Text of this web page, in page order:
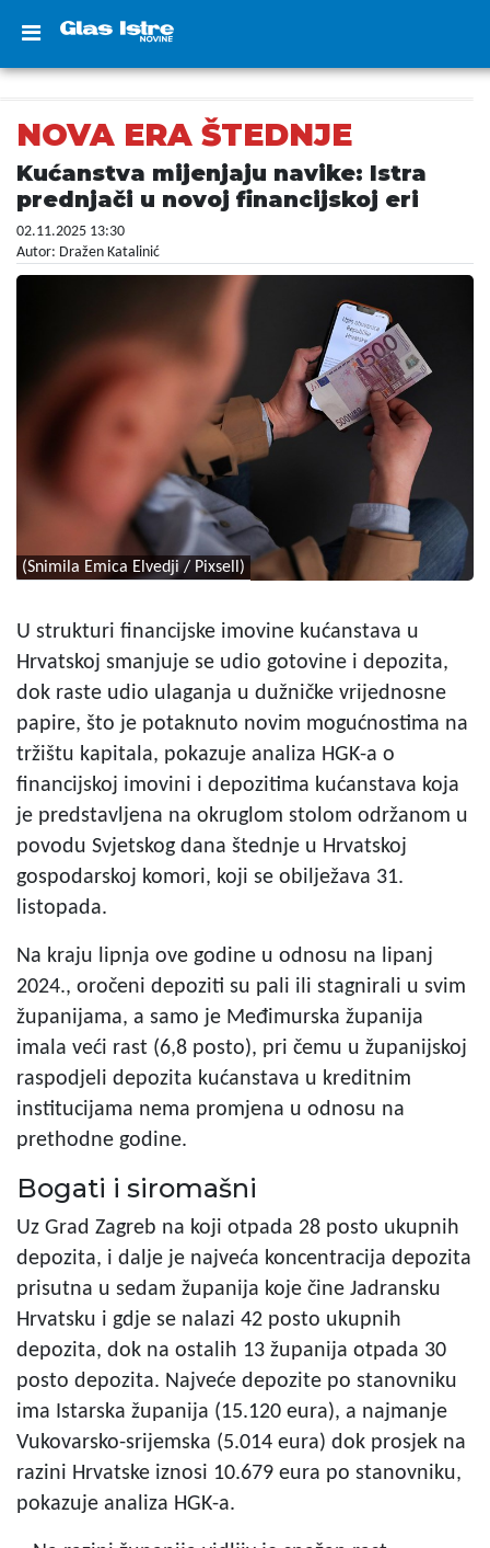
NOVA ERA ŠTEDNJE
Kućanstva mijenjaju navike: Istra
prednjači u novoj financijskoj eri
02.11.2025 13:30
Autor: Dražen Katalinić
(Snimila Emica Elvedji / Pixsell)
U strukturi financijske imovine kućanstava u
Hrvatskoj smanjuje se udio gotovine i depozita,
dok raste udio ulaganja u dužničke vrijednosne
papire, što je potaknuto novim mogućnostima na
tržištu kapitala, pokazuje analiza HGK-a o
financijskoj imovini i depozitima kućanstava koja
je predstavljena na okruglom stolom održanom u
povodu Svjetskog dana štednje u Hrvatskoj
gospodarskoj komori, koji se obilježava 31.
listopada.
Na kraju lipnja ove godine u odnosu na lipanj
2024., oročeni depoziti su pali ili stagnirali u svim
županijama, a samo je Međimurska županija
imala veći rast (6,8 posto), pri čemu u županijskoj
raspodjeli depozita kućanstava u kreditnim
institucijama nema promjena u odnosu na
prethodne godine.
Bogati i siromašni
Uz Grad Zagreb na koji otpada 28 posto ukupnih
depozita, i dalje je najveća koncentracija depozita
prisutna u sedam županija koje čine Jadransku
Hrvatsku i gdje se nalazi 42 posto ukupnih
depozita, dok na ostalih 13 županija otpada 30
posto depozita. Najveće depozite po stanovniku
ima Istarska županija (15.120 eura), a najmanje
Vukovarsko-srijemska (5.014 eura) dok prosjek na
razini Hrvatske iznosi 10.679 eura po stanovniku,
pokazuje analiza HGK-a.